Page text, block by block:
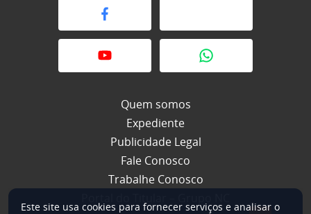
Quem somos
Expediente
Publicidade Legal
Fale Conosco
Trabalhe Conosco
Este site usa cookies para fornecer serviços e analisar o